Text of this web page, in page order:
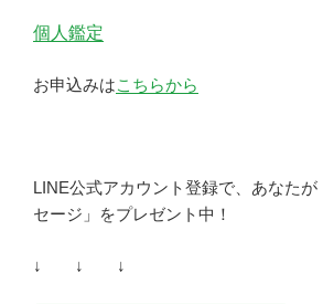
個人鑑定
お申込みはこちらから
LINE公式アカウント登録で、あなたが
セージ」をプレゼント中！
↓ ↓ ↓